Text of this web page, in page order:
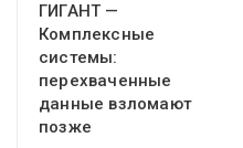
ГИГАНТ —
Комплексные
системы:
перехваченные
данные взломают
позже